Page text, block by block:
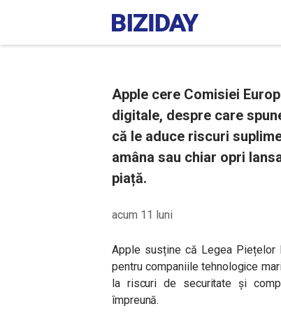
Apple cere Comisiei
digitale, despre care
că le aduce riscuri
amâna sau chiar opri
piață.
acum 11 luni
Apple susține că Legea
pentru companiile tehnologice
la riscuri de securitate și
împreună.